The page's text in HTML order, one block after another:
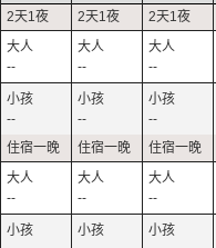
--
--
--
--
--
--
--
--
--